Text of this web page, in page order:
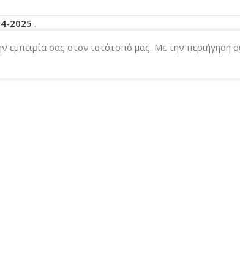
2025 .
εμπειρία σας στον ιστότοπό μας. Με την περιήγηση